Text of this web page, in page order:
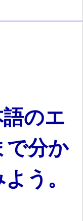
のエ
で分か
う。